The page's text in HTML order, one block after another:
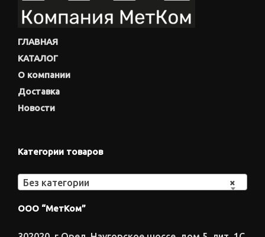
ГЛАВНАЯ
КАТАЛОГ
О компании
Доставка
Новости
Категории товаров
×
Без категории
ООО “МетКом”